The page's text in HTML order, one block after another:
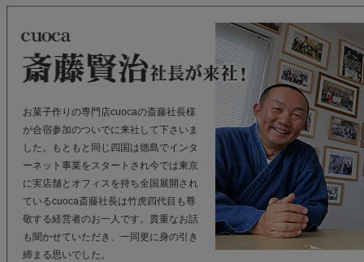
お菓子作りの専門店cuocaの斎藤社長様
が合宿参加のついでに来社して下さいま
した。もともと同じ四国は徳島でインタ
ーネット事業をスタートされ今では東京
に実店舗とオフィスを持ち全国展開され
ているcuoca斎藤社長は竹虎四代目も尊
敬する経営者のお一人です。貴重なお話
も聞かせていただき、一同更に身の引き
締まる思いでした。